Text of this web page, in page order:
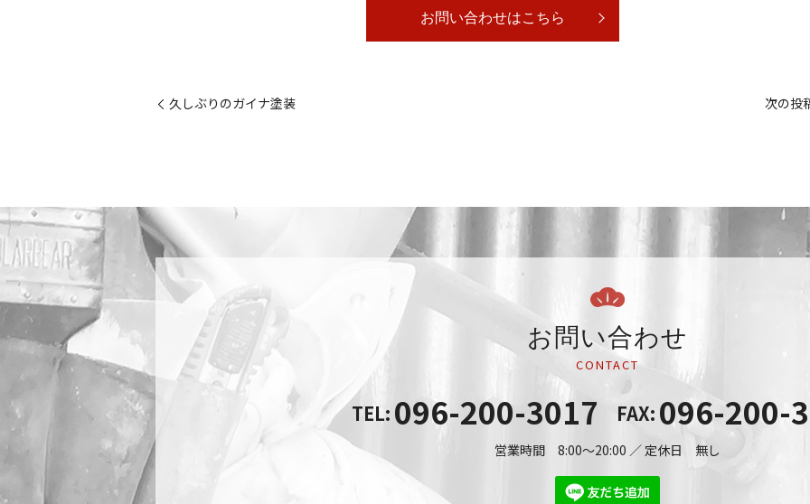
お問い合わせはこちら
久しぶりのガイナ塗装 次の投
お問い合わせ
CONTACT
TEL: 096-200-3017 FAX: 096-200-
営業時間 8:00～20:00 ／ 定休日 無し